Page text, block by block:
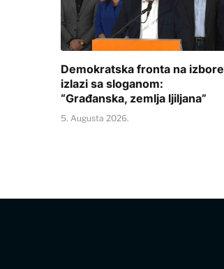
Demokratska fronta na izbore
izlazi sa sloganom:
“Građanska, zemlja ljiljana”
5. Augusta 2026.